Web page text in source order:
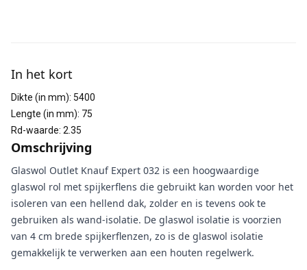
In het kort
Dikte (in mm): 5400
Lengte (in mm): 75
Rd-waarde: 2.35
Omschrijving
Glaswol Outlet Knauf Expert 032 is een hoogwaardige
glaswol rol met spijkerflens die gebruikt kan worden voor het
isoleren van een hellend dak, zolder en is tevens ook te
gebruiken als wand-isolatie. De glaswol isolatie is voorzien
van 4 cm brede spijkerflenzen, zo is de glaswol isolatie
gemakkelijk te verwerken aan een houten regelwerk.